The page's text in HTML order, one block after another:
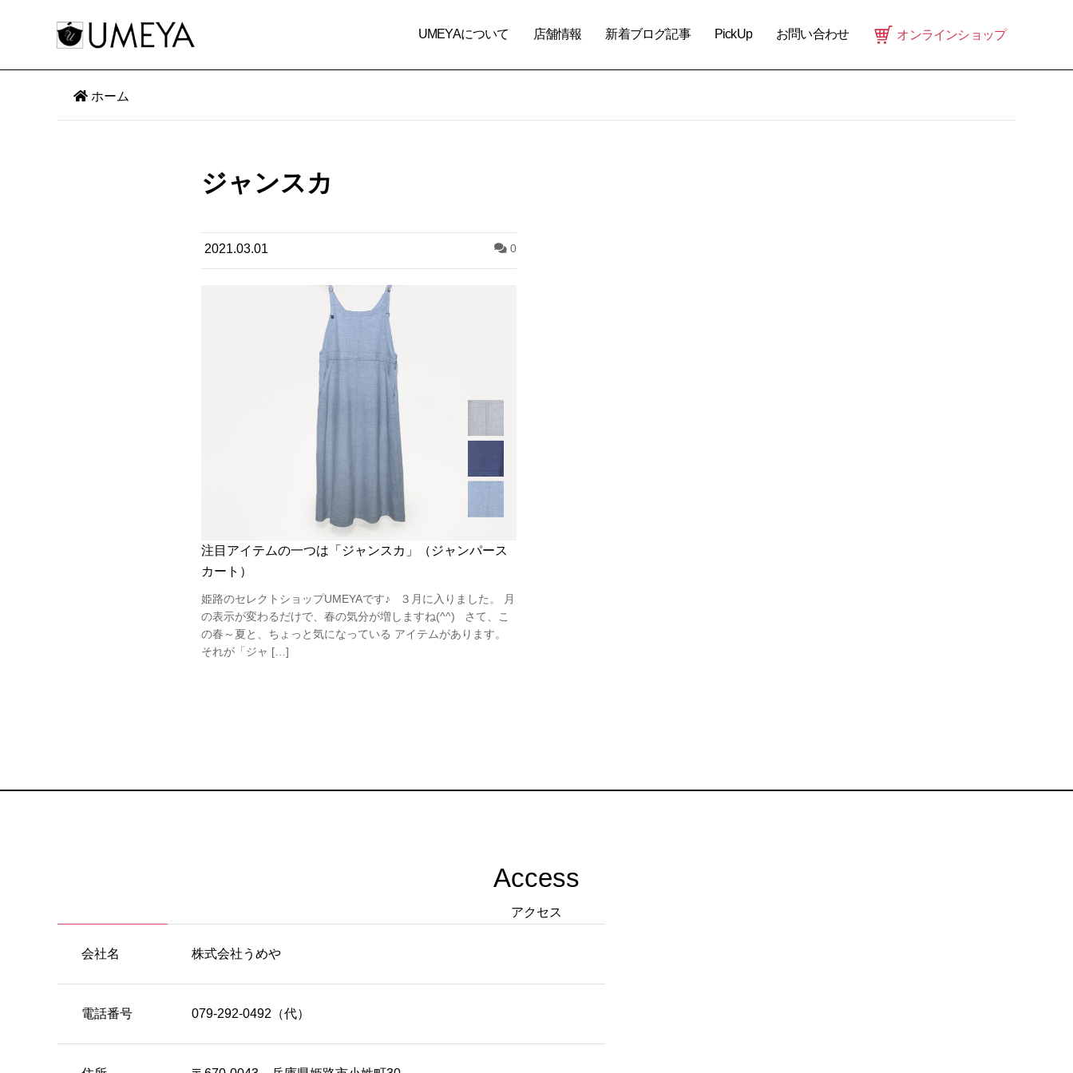
UMEYAについて 店舗情報 新着ブログ記事 PickUp お問い合わせ オンラインショップ
ホーム
ジャンスカ
2021.03.01 0
注目アイテムの一つは「ジャンスカ」（ジャンパース
カート）
姫路のセレクトショップUMEYAです♪ ３月に入りました。 月
の表示が変わるだけで、春の気分が増しますね(^^) さて、こ
の春～夏と、ちょっと気になっている アイテムがあります。
それが「ジャ […]
Access
アクセス
会社名 株式会社うめや
電話番号 079-292-0492（代）